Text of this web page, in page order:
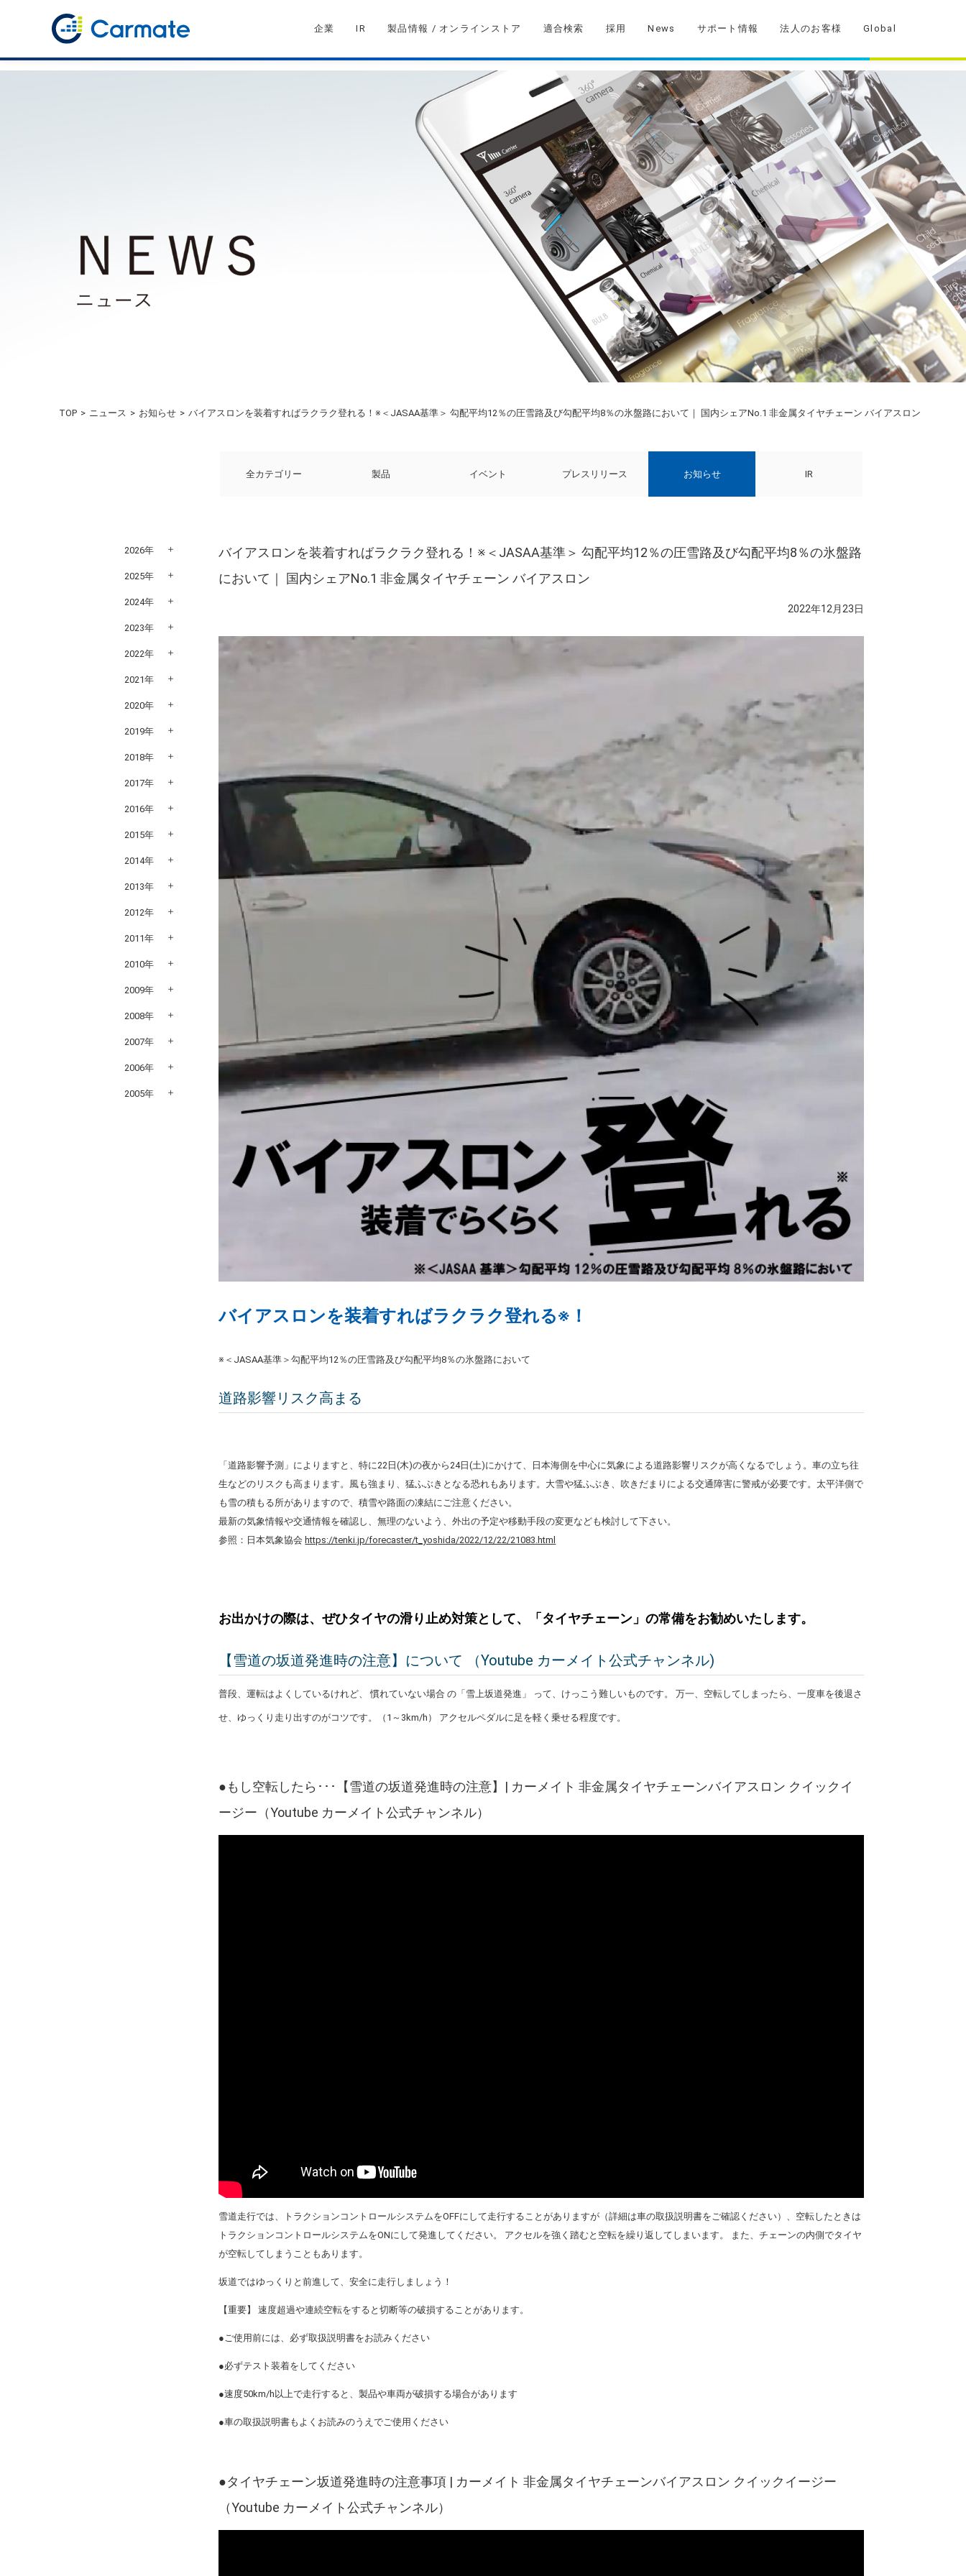
企業 IR 製品情報 / オンラインストア 適合検索 採用 News サポート情報 法人のお客様 Global
TOP ニュース お知らせ バイアスロンを装着すればラクラク登れる！※＜JASAA基準＞ 勾配平均12％の圧雪路及び勾配平均8％の氷盤路において｜ 国内シェアNo.1 非金属タイヤチェーン バイアスロン
全カテゴリー 製品 イベント プレスリリース お知らせ IR
バイアスロンを装着すればラクラク登れる！※＜JASAA基準＞ 勾配平均12％の圧雪路及び勾配平均8％の氷盤路
において｜ 国内シェアNo.1 非金属タイヤチェーン バイアスロン
2022年12月23日
バイアスロンを装着すればラクラク登れる※！
※＜JASAA基準＞勾配平均12％の圧雪路及び勾配平均8％の氷盤路において
道路影響リスク高まる
「道路影響予測」によりますと、特に22日(木)の夜から24日(土)にかけて、日本海側を中心に気象による道路影響リスクが高くなるでしょう。車の立ち往
生などのリスクも高まります。風も強まり、猛ふぶきとなる恐れもあります。大雪や猛ふぶき、吹きだまりによる交通障害に警戒が必要です。太平洋側で
も雪の積もる所がありますので、積雪や路面の凍結にご注意ください。
最新の気象情報や交通情報を確認し、無理のないよう、外出の予定や移動手段の変更なども検討して下さい。
参照：日本気象協会https://tenki.jp/forecaster/t_yoshida/2022/12/22/21083.html
お出かけの際は、ぜひタイヤの滑り止め対策として、「タイヤチェーン」の常備をお勧めいたします。
【雪道の坂道発進時の注意】について （Youtube カーメイト公式チャンネル)
普段、運転はよくしているけれど、 慣れていない場合 の「雪上坂道発進」 って、けっこう難しいものです。 万一、空転してしまったら、一度車を後退さ
せ、ゆっくり走り出すのがコツです。（1～3km/h） アクセルペダルに足を軽く乗せる程度です。
●もし空転したら･･･【雪道の坂道発進時の注意】| カーメイト 非金属タイヤチェーンバイアスロン クイックイ
ージー （Youtube カーメイト公式チャンネル）
雪道走行では、トラクションコントロールシステムをOFFにして走行することがありますが（詳細は車の取扱説明書をご確認ください）、空転したときは
トラクションコントロールシステムをONにして発進してください。 アクセルを強く踏むと空転を繰り返してしまいます。 また、チェーンの内側でタイヤ
が空転してしまうこともあります。
坂道ではゆっくりと前進して、安全に走行しましょう！
【重要】 速度超過や連続空転をすると切断等の破損することがあります。
●ご使用前には、必ず取扱説明書をお読みください
●必ずテスト装着をしてください
●速度50km/h以上で走行すると、製品や車両が破損する場合があります
●車の取扱説明書もよくお読みのうえでご使用ください
●タイヤチェーン坂道発進時の注意事項 | カーメイト 非金属タイヤチェーンバイアスロン クイックイージー
（Youtube カーメイト公式チャンネル）
2026年
2025年
2024年
2023年
2022年
2021年
2020年
2019年
2018年
2017年
2016年
2015年
2014年
2013年
2012年
2011年
2010年
2009年
2008年
2007年
2006年
2005年